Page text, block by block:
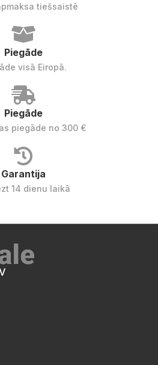
tiešsaistē
Piegāde
visā Eiropā.
Piegāde
piegāde no 300 €
Garantija
14 dienu laikā